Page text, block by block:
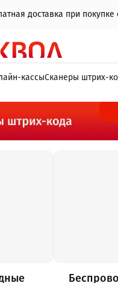
доставка при покупке
кассыСканеры штрих-